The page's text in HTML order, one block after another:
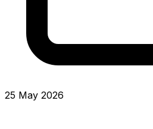
25 May 2026